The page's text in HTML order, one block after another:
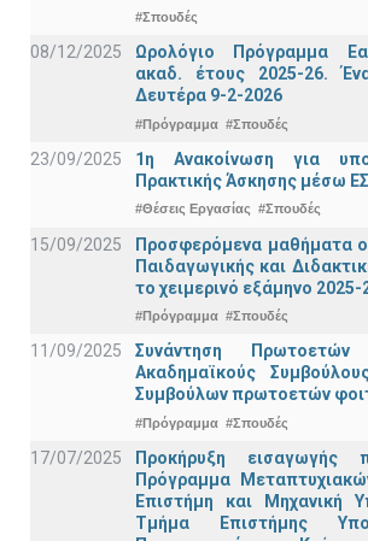
#Σπουδές
08/12/2025
Ωρολόγιο Πρόγραμμα
ακαδ. έτους 2025-26.
Δευτέρα 9-2-2026
#Πρόγραμμα #Σπουδές
23/09/2025
1η Ανακοίνωση για
Πρακτικής Άσκησης μέσω
#Θέσεις Εργασίας #Σπουδές
15/09/2025
Προσφερόμενα μαθήματα
Παιδαγωγικής και
το χειμερινό εξάμηνο 2025-
#Πρόγραμμα #Σπουδές
11/09/2025
Συνάντηση
Ακαδημαϊκούς
Συμβούλων πρωτοετών
#Πρόγραμμα #Σπουδές
17/07/2025
Προκήρυξη εισαγωγής
Πρόγραμμα
Επιστήμη και Μηχανική
Τμήμα Eπιστήμης